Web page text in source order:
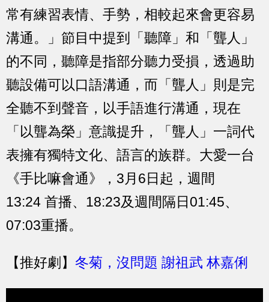
常有練習表情、手勢，相較起來會更容易
溝通。」節目中提到「聽障」和「聾人」
的不同，聽障是指部分聽力受損，透過助
聽設備可以口語溝通，而「聾人」則是完
全聽不到聲音，以手語進行溝通，現在
「以聾為榮」意識提升，「聾人」一詞代
表擁有獨特文化、語言的族群。大愛一台
《手比嘛會通》，3月6日起，週間
13:24 首播、18:23及週間隔日01:45、
07:03重播。
【推好劇】 冬菊，沒問題 謝祖武 林嘉俐